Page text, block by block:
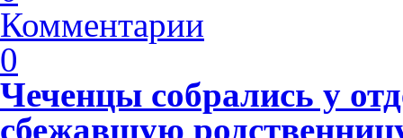
Комментарии
0
Чеченцы собрались у
сбежавшую